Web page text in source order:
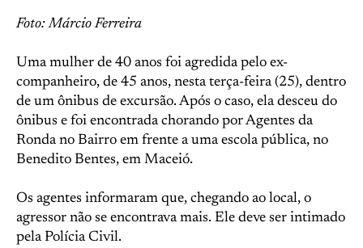
Foto: Márcio Ferreira
Uma mulher de 40 anos foi agredida pelo ex-
companheiro, de 45 anos, nesta terça-feira (25), dentro
de um ônibus de excursão. Após o caso, ela desceu do
ônibus e foi encontrada chorando por Agentes da
Ronda no Bairro em frente a uma escola pública, no
Benedito Bentes, em Maceió.
Os agentes informaram que, chegando ao local, o
agressor não se encontrava mais. Ele deve ser intimado
pela Polícia Civil.